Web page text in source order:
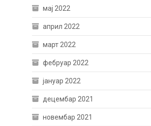
мај 2022
април 2022
март 2022
фебруар 2022
јануар 2022
децембар 2021
новембар 2021